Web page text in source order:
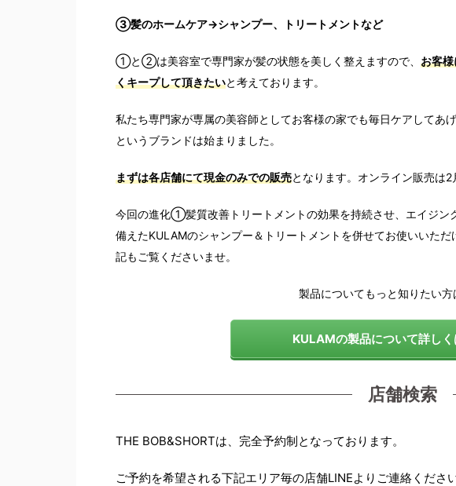
③髪のホームケア→シャンプー、トリートメントなど
①と②は美容室で専門家が髪の状態を美しく整えますので、 お客
くキープして頂きたいと考えております。
私たち専門家が専属の美容師としてお客様の家でも毎日ケアしてあ
というブランドは始まりました。
まずは各店舗にて現金のみでの販売となります。オンライン販売は2
今回の進化①髪質改善トリートメントの効果を持続させ、エイジン
備えたKULAMのシャンプー＆トリートメントを併せてお使いいた
記もご覧くださいませ。
製品についてもっと知りたい
KULAMの製品について詳し
店舗検索
THE BOB&SHORTは、完全予約制となっております。
ご予約を希望される下記エリア毎の店舗LINEよりご連絡ください